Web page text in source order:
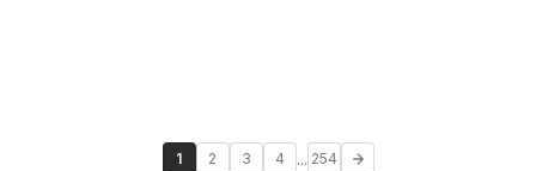
1 2 3 4 ... 254